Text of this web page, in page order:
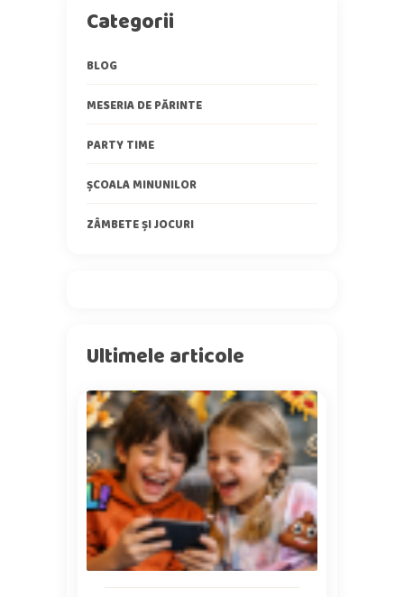
Categorii
BLOG
MESERIA DE PĂRINTE
PARTY TIME
ȘCOALA MINUNILOR
ZÂMBETE ȘI JOCURI
Ultimele articole